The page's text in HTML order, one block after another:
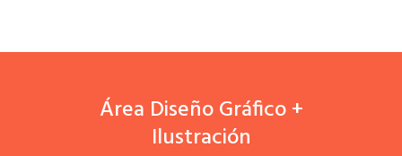
Área Diseño Gráfico +
Ilustración